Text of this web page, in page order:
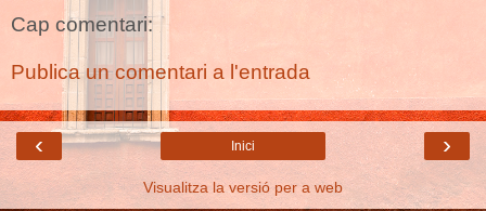
Cap comentari:
Publica un comentari a l'entrada
‹ ›
Inici
Visualitza la versió per a web